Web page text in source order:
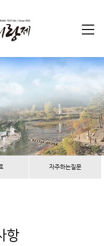
자주하는질문
항